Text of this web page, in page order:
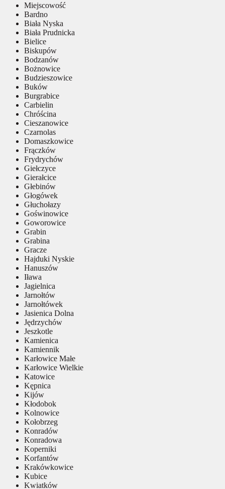
Miejscowość
Bardno
Biała Nyska
Biała Prudnicka
Bielice
Biskupów
Bodzanów
Bożnowice
Budzieszowice
Buków
Burgrabice
Carbielin
Chróścina
Cieszanowice
Czarnolas
Domaszkowice
Frączków
Frydrychów
Giełczyce
Gierałcice
Głebinów
Głogówek
Głuchołazy
Goświnowice
Goworowice
Grabin
Grabina
Gracze
Hajduki Nyskie
Hanuszów
Iława
Jagielnica
Jarnołtów
Jarnołtówek
Jasienica Dolna
Jędrzychów
Jeszkotle
Kamienica
Kamiennik
Karłowice Małe
Karłowice Wielkie
Katowice
Kępnica
Kijów
Kłodobok
Kolnowice
Kołobrzeg
Konradów
Konradowa
Koperniki
Korfantów
Krakówkowice
Kubice
Kwiatków